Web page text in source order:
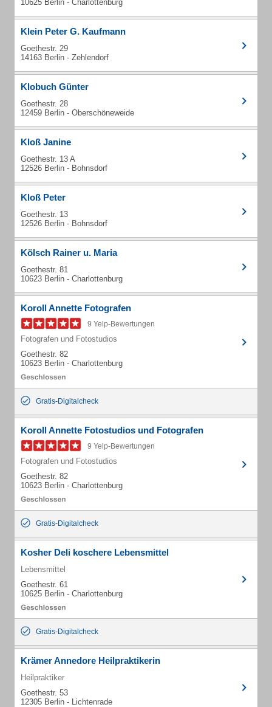
10625 Berlin - Charlottenburg
Klein Peter G. Kaufmann
Goethestr. 29
14163 Berlin - Zehlendorf
Klobuch Günter
Goethestr. 28
12459 Berlin - Oberschöneweide
Kloß Janine
Goethestr. 13 A
12526 Berlin - Bohnsdorf
Kloß Peter
Goethestr. 13
12526 Berlin - Bohnsdorf
Kölsch Rainer u. Maria
Goethestr. 81
10623 Berlin - Charlottenburg
Koroll Annette Fotografen
9 Yelp-Bewertungen
Fotografen und Fotostudios
Goethestr. 82
10623 Berlin - Charlottenburg
Gratis-Digitalcheck
Koroll Annette Fotostudios und Fotografen
9 Yelp-Bewertungen
Fotografen und Fotostudios
Goethestr. 82
10623 Berlin - Charlottenburg
Gratis-Digitalcheck
Kosher Deli koschere Lebensmittel
Lebensmittel
Goethestr. 61
10625 Berlin - Charlottenburg
Gratis-Digitalcheck
Krämer Annedore Heilpraktikerin
Heilpraktiker
Goethestr. 53
12305 Berlin - Lichtenrade